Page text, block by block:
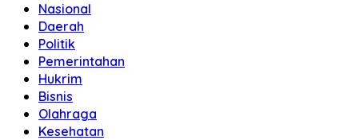
Nasional
Daerah
Politik
Pemerintahan
Hukrim
Bisnis
Olahraga
Kesehatan